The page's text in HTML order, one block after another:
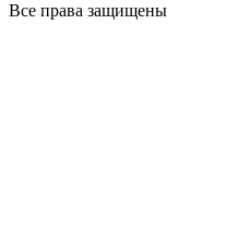
Все права защищены